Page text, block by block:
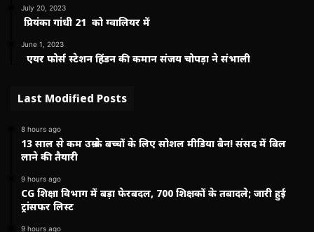
July 20, 2023
प्रियंका गांधी 21 को ग्वालियर में
June 1, 2023
एयर फोर्स स्टेशन हिंडन की कमान संजय चोपड़ा ने संभाली
Last Modified Posts
8 hours ago
13 साल से कम उम्र के बच्चों के लिए सोशल मीडिया बैन! संसद में बिल
लाने की तैयारी
9 hours ago
CG शिक्षा विभाग में बड़ा फेरबदल, 700 शिक्षकों के तबादले; जारी हुई
ट्रांसफर लिस्ट
9 hours ago